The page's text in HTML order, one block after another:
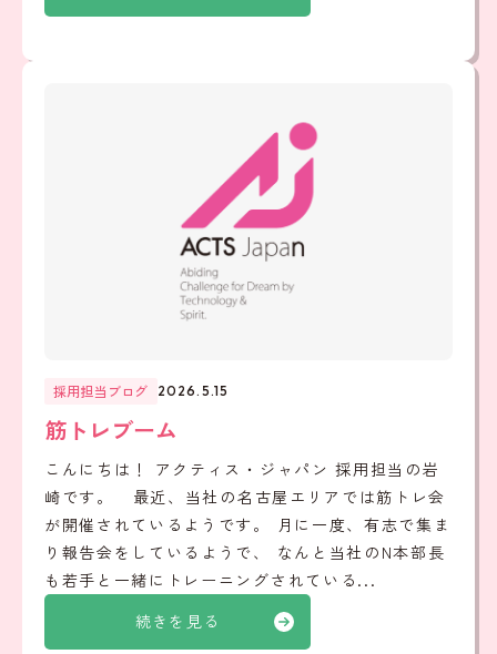
続きを見る
採用担当ブログ 2026.5.15
筋トレブーム
こんにちは！ アクティス・ジャパン 採用担当の岩
崎です。 最近、当社の名古屋エリアでは筋トレ会
が開催されているようです。 月に一度、有志で集ま
り報告会をしているようで、 なんと当社のN本部長
も若手と一緒にトレーニングされている...